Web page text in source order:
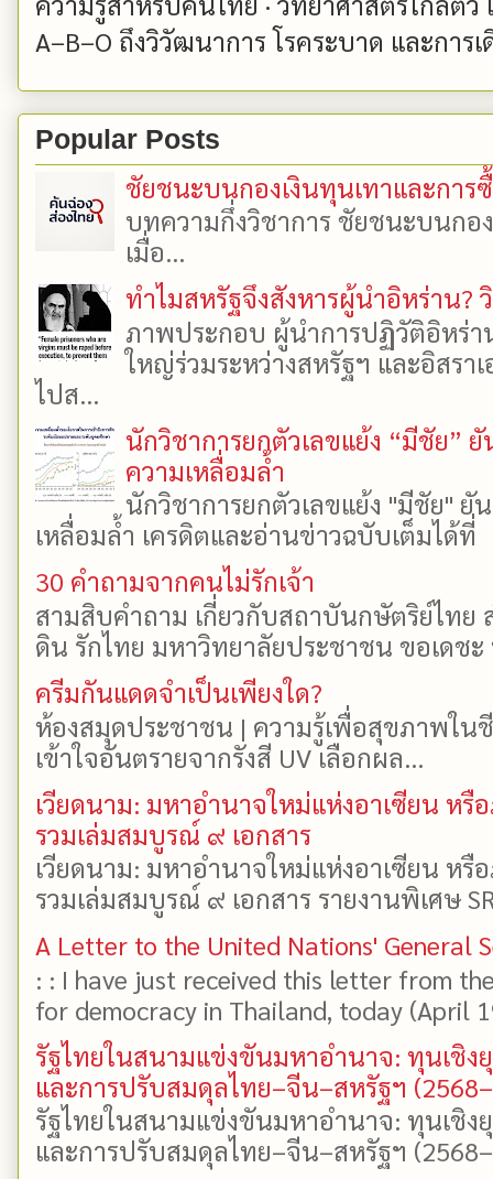
A–B–O ถึงวิวัฒนาการ โรคระบาด และการ
Popular Posts
ชัยชนะบนกองเงินทุนเทาและการ
บทความกึ่งวิชาการ ชัยชนะบนกอ
เมื่อ...
ทำไมสหรัฐจึงสังหารผู้นำอิหร่าน?
ภาพประกอบ ผู้นำการปฏิวัติอิหร่า
ใหญ่ร่วมระหว่างสหรัฐฯ และอิสรา
ไปส...
นักวิชาการยกตัวเลขแย้ง “มีชัย”
ความเหลื่อมล้ำ
นักวิชาการยกตัวเลขแย้ง "มีชัย"
เหลื่อมล้ำ เครดิตและอ่านข่าวฉบับเต็มได้
30 คำถามจากคนไม่รักเจ้า
สามสิบคำถาม เกี่ยวกับสถาบันกษัตริย์ไทย
ดิน รักไทย มหาวิทยาลัยประชาชน ขอเดช
ครีมกันแดดจำเป็นเพียงใด?
ห้องสมุดประชาชน | ความรู้เพื่อสุขภาพใน
เข้าใจอันตรายจากรังสี UV เลือกผล...
เวียดนาม: มหาอำนาจใหม่แห่งอาเซียน ห
รวมเล่มสมบูรณ์ ๙ เอกสาร
เวียดนาม: มหาอำนาจใหม่แห่งอาเซียน ห
รวมเล่มสมบูรณ์ ๙ เอกสาร รายงานพิเศษ
A Letter to the United Nations' General
: : I have just received this letter from
for democracy in Thailand, today (April
รัฐไทยในสนามแข่งขันมหาอำนาจ: ทุนเชิง
และการปรับสมดุลไทย–จีน–สหรัฐฯ
รัฐไทยในสนามแข่งขันมหาอำนาจ: ทุนเชิง
และการปรับสมดุลไทย–จีน–สหรัฐฯ